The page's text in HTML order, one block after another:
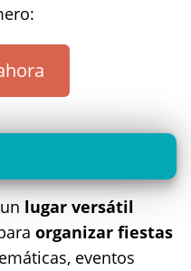
lugar versátil
organizar fiestas
eventos